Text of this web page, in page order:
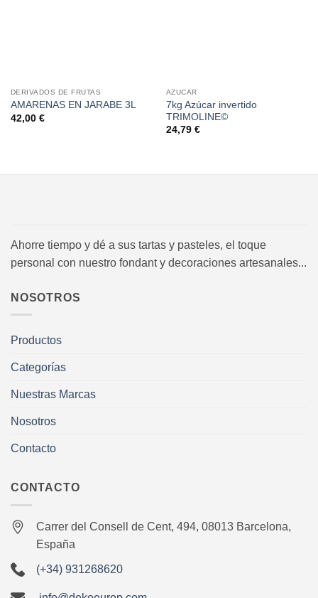
DERIVADOS DE FRUTAS
AMARENAS EN JARABE 3L
42,00 €
AZUCAR
7kg Azúcar invertido
TRIMOLINE©
24,79 €
Ahorre tiempo y dé a sus tartas y pasteles, el toque
personal con nuestro fondant y decoraciones artesanales...
NOSOTROS
Productos
Categorías
Nuestras Marcas
Nosotros
Contacto
CONTACTO
Carrer del Consell de Cent, 494, 08013 Barcelona,
España
(+34) 931268620